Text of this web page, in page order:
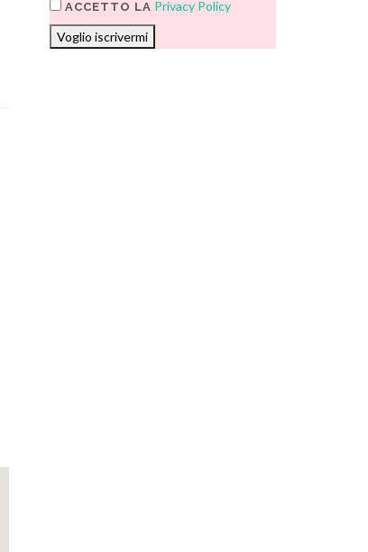
ACCETTO LA Privacy Policy
Voglio iscrivermi